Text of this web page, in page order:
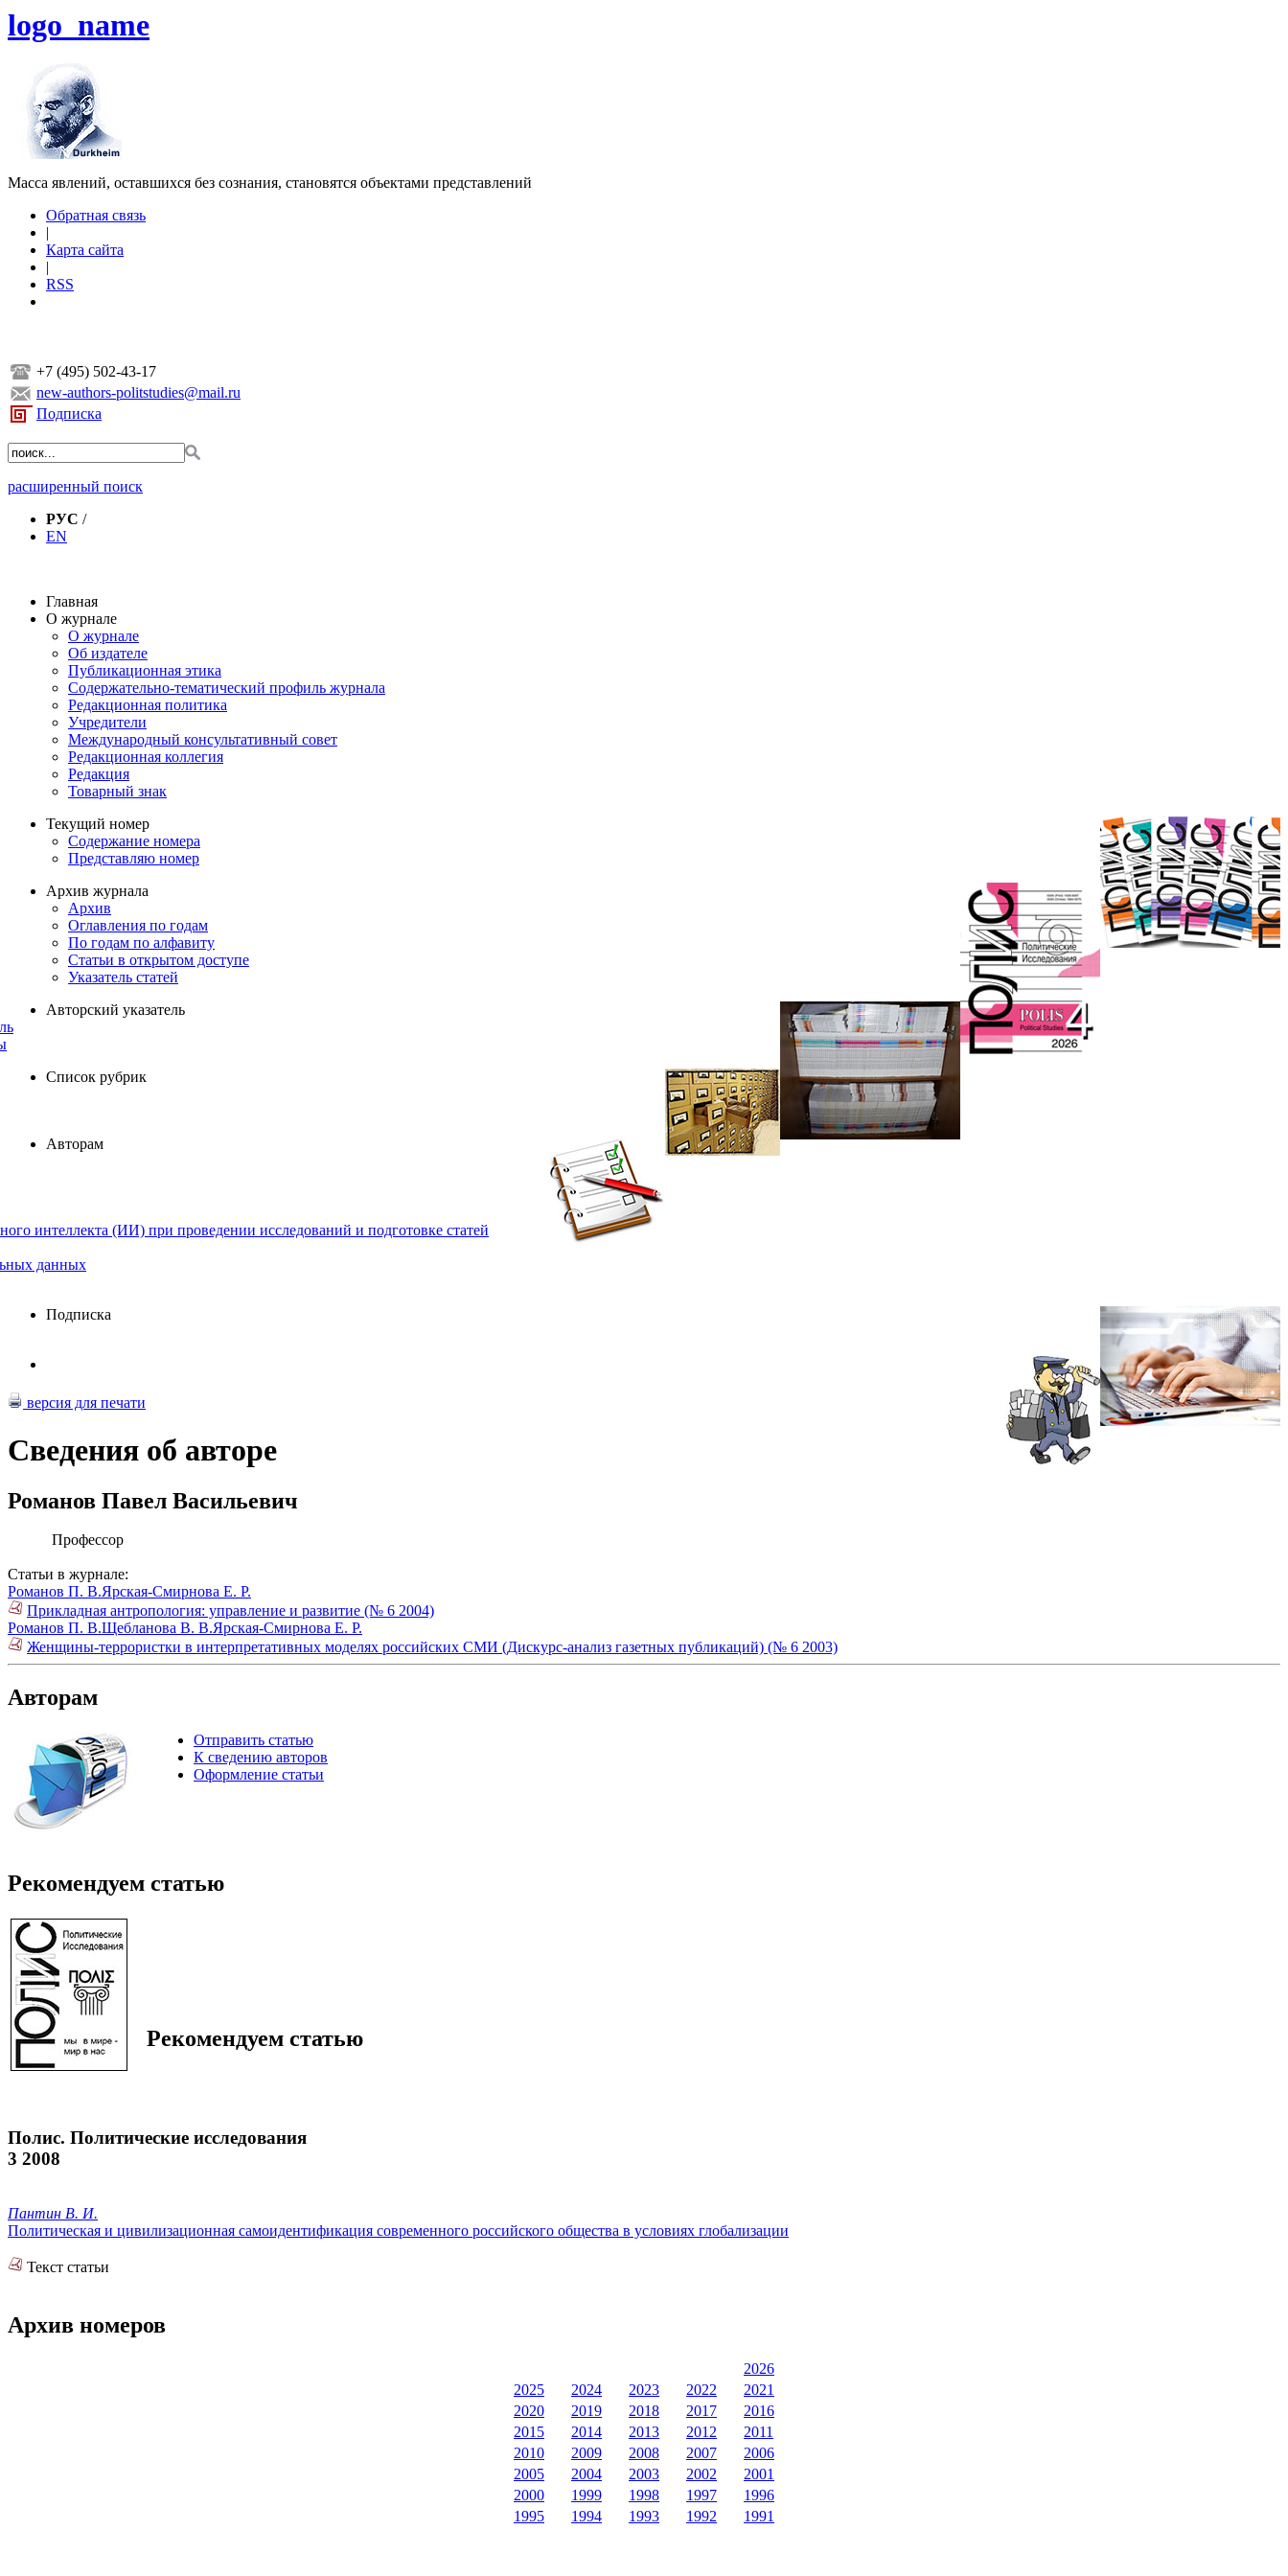
logo_name
Масса явлений, оставшихся без сознания, становятся объектами представлений
Обратная связь
|
Карта сайта
|
RSS
+7 (495) 502-43-17
new-authors-politstudies@mail.ru
Подписка
расширенный поиск
РУС /
EN
Главная
О журнале
О журнале
Об издателе
Публикационная этика
Содержательно-тематический профиль журнала
Редакционная политика
Учредители
Международный консультативный совет
Редакционная коллегия
Редакция
Товарный знак
Текущий номер
Содержание номера
Представляю номер
Архив журнала
Архив
Оглавления по годам
По годам по алфавиту
Статьи в открытом доступе
Указатель статей
Авторский указатель
Список рубрик
Авторам
интеллекта (ИИ) при проведении исследований и подготовке статей
данных
Подписка
версия для печати
Сведения об авторе
Романов Павел Васильевич
Профессор
Статьи в журнале:
Романов П. В.Ярская-Смирнова Е. Р.
Прикладная антропология: управление и развитие (№ 6 2004)
Романов П. В.Щебланова В. В.Ярская-Смирнова Е. Р.
Женщины-террористки в интерпретативных моделях российских СМИ (Дискурс-анализ газетных публикаций) (№ 6 2003)
Авторам
Отправить статью
К сведению авторов
Оформление статьи
Рекомендуем статью
Рекомендуем статью
Полис. Политические исследования
3 2008
Пантин В. И.
Политическая и цивилизационная самоидентификация современного российского общества в условиях глобализации
Текст статьи
Архив номеров
2026
2025
2024 2023 2022
2021
2020
2019 2018 2017
2016
2015
2014 2013 2012
2011
2010
2009 2008 2007
2006
2005
2004 2003 2002
2001
2000
1999 1998 1997
1996
1995
1994 1993 1992 1991